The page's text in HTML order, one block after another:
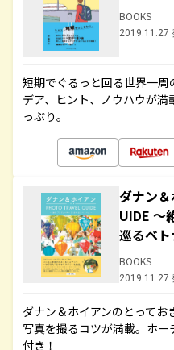
BOOKS
2019.11.27
短期でぐるっと回る世界一
デア、ヒント、ノウハウが
っぷり。
ダナン＆
UIDE ～
巡るベ
BOOKS
2019.11.27
ダナン＆ホイアンのとって
写真を撮るコツが満載。ホ
付き！